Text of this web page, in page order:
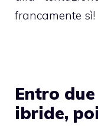
francamente sì!
Entro
ibride,